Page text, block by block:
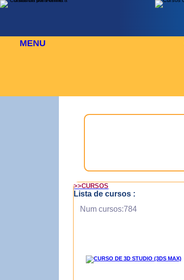
MENU
>>CURSOS
Lista de cursos :
Num cursos:784